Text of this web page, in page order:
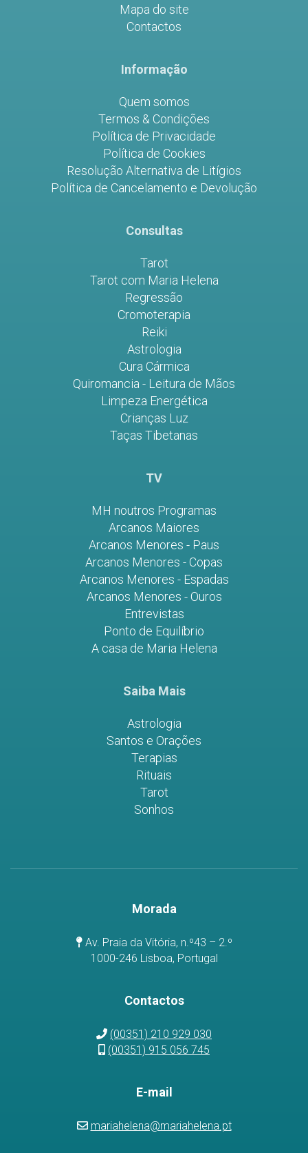
Mapa do site
Contactos
Informação
Quem somos
Termos & Condições
Política de Privacidade
Política de Cookies
Resolução Alternativa de Litígios
Política de Cancelamento e Devolução
Consultas
Tarot
Tarot com Maria Helena
Regressão
Cromoterapia
Reiki
Astrologia
Cura Cármica
Quiromancia - Leitura de Mãos
Limpeza Energética
Crianças Luz
Taças Tibetanas
TV
MH noutros Programas
Arcanos Maiores
Arcanos Menores - Paus
Arcanos Menores - Copas
Arcanos Menores - Espadas
Arcanos Menores - Ouros
Entrevistas
Ponto de Equilíbrio
A casa de Maria Helena
Saiba Mais
Astrologia
Santos e Orações
Terapias
Rituais
Tarot
Sonhos
Morada
Av. Praia da Vitória, n.º43 – 2.º
1000-246 Lisboa, Portugal
Contactos
(00351) 210 929 030
(00351) 915 056 745
E-mail
mariahelena@mariahelena.pt